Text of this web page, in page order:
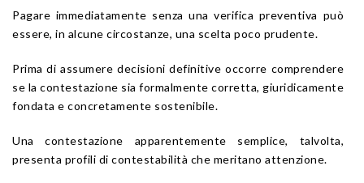
Pagare immediatamente senza una verifica preventiva può
essere, in alcune circostanze, una scelta poco prudente.
Prima di assumere decisioni definitive occorre comprendere
se la contestazione sia formalmente corretta, giuridicamente
fondata e concretamente sostenibile.
Una contestazione apparentemente semplice, talvolta,
presenta profili di contestabilità che meritano attenzione.